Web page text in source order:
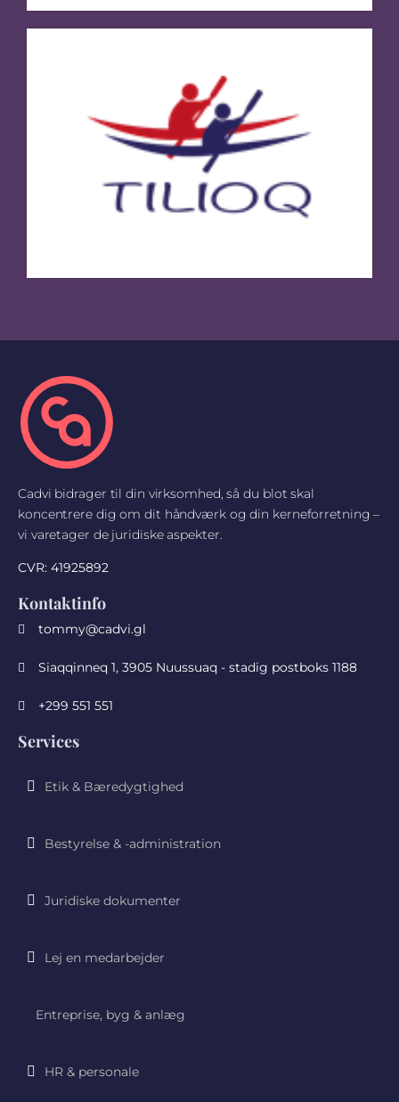
Cadvi bidrager til din virksomhed, så du blot skal
koncentrere dig om dit håndværk og din kerneforretning –
vi varetager de juridiske aspekter.
CVR: 41925892
Kontaktinfo
tommy@cadvi.gl
Siaqqinneq 1, 3905 Nuussuaq - stadig postboks 1188
+299 551 551
Services
Etik & Bæredygtighed
Bestyrelse & -administration
Juridiske dokumenter
Lej en medarbejder
Entreprise, byg & anlæg
HR & personale